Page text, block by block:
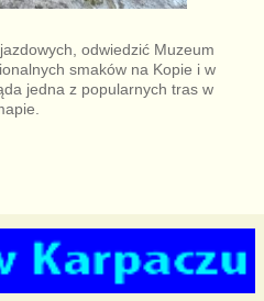
odwiedzić Muzeum
smaków na Kopie i w
jedna z popularnych tras w